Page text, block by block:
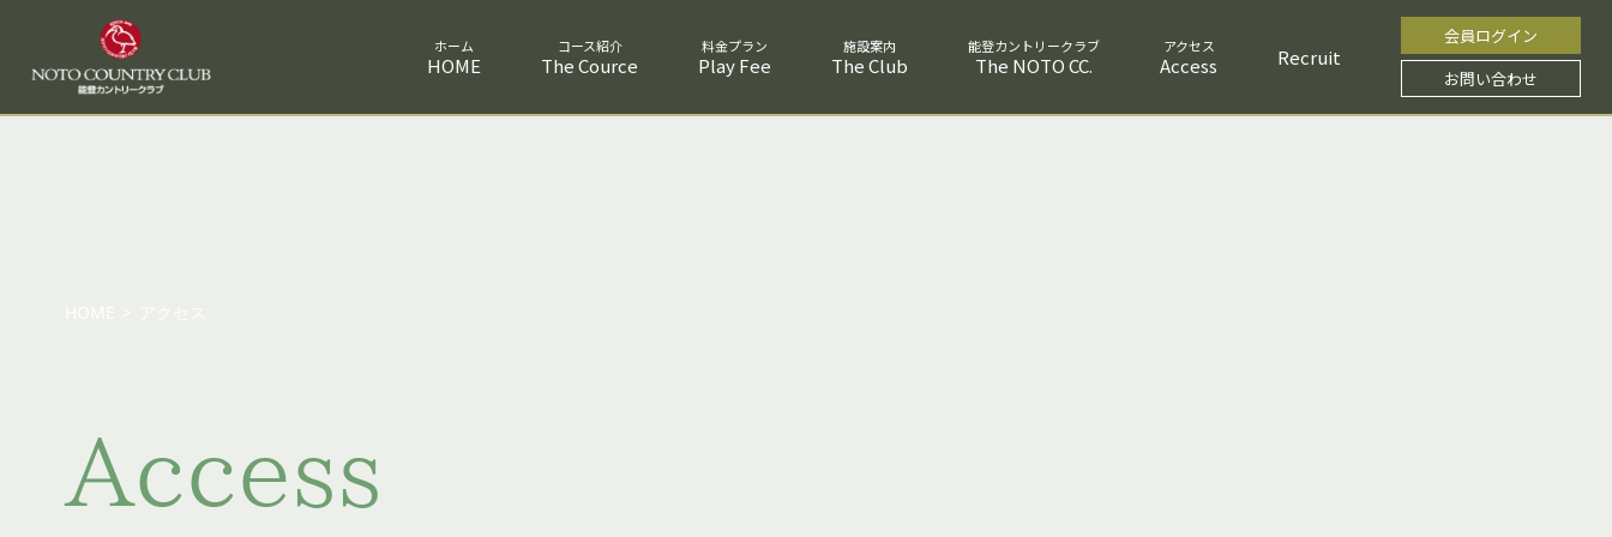
HOME The Cource Play Fee The Club The NOTO CC. Access Recruit
会員ログイン
お問い合わせ
Access